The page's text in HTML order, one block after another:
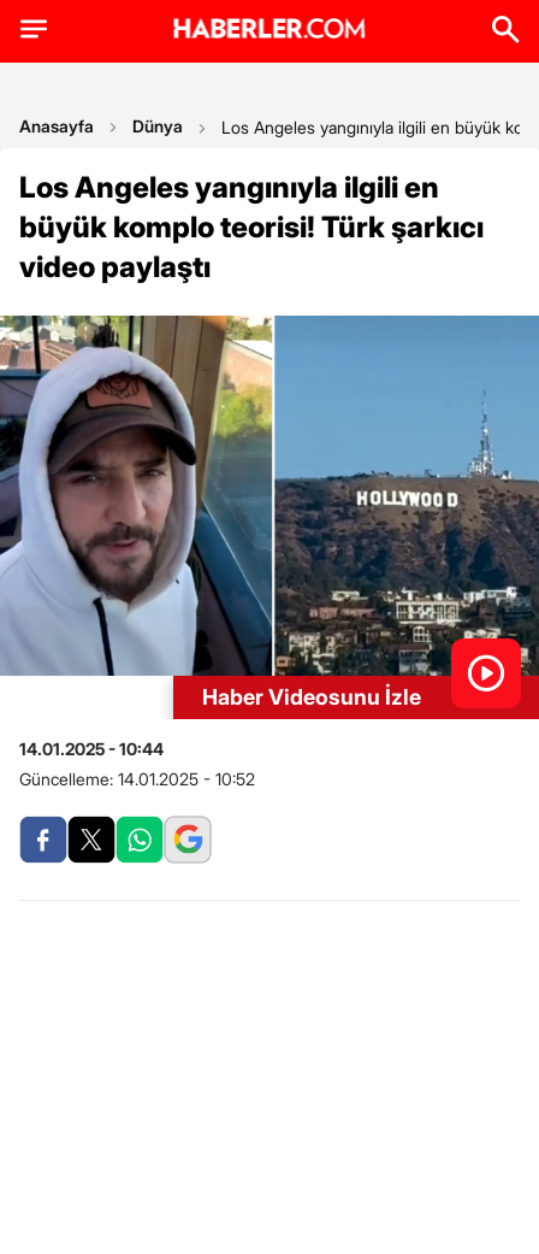
Anasayfa Dünya Los Angeles yangınıyla ilgili en büyük
Los Angeles yangınıyla ilgili en
büyük komplo teorisi! Türk şarkıcı
video paylaştı
Haber Videosunu İzle
14.01.2025 - 10:44
Güncelleme: 14.01.2025 - 10:52